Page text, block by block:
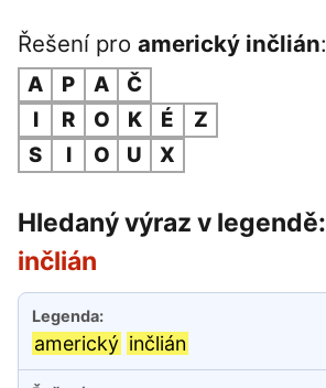
Řešení pro americký inčlián:
A P A
Č
I
R O K É
Z
S
I O U X
Hledaný výraz v legendě:
inčlián
americký inčlián